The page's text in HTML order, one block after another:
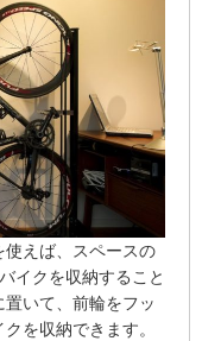
使えば、スペースの
イクを収納すること
いて、前輪をフッ
を収納できます。